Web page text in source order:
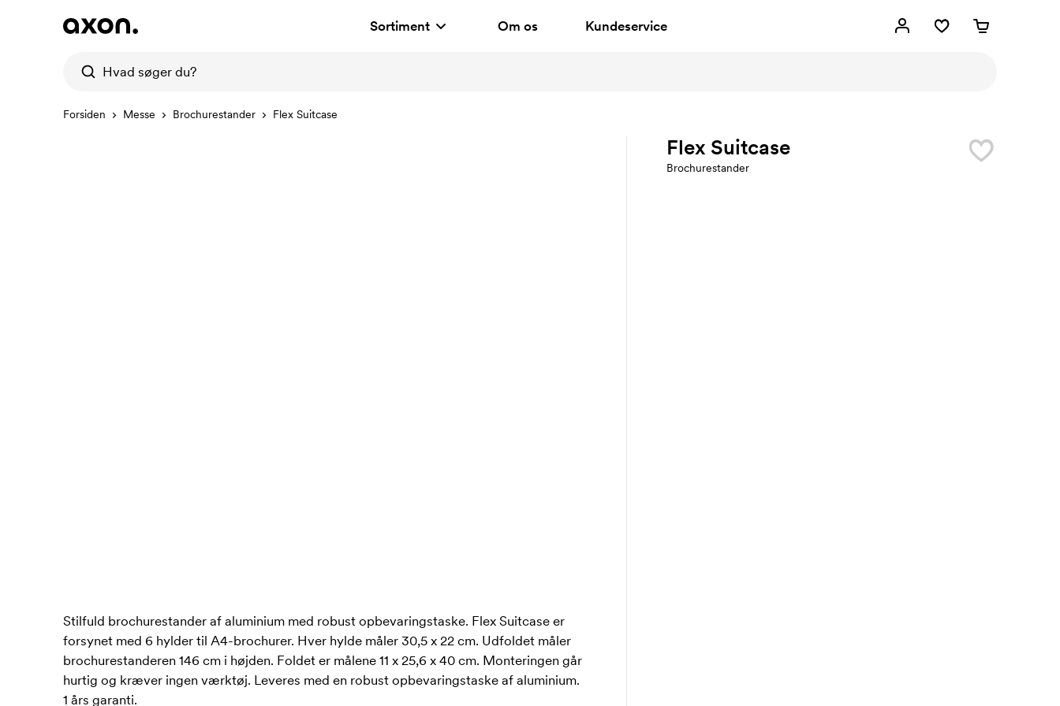
Sortiment Om os Kundeservice
Forsiden Messe Brochurestander Flex Suitcase
Flex Suitcase
Brochurestander
Stilfuld brochurestander af aluminium med robust opbevaringstaske. Flex Suitcase er
forsynet med 6 hylder til A4-brochurer. Hver hylde måler 30,5 x 22 cm. Udfoldet måler
brochurestanderen 146 cm i højden. Foldet er målene 11 x 25,6 x 40 cm. Monteringen går
hurtig og kræver ingen værktøj. Leveres med en robust opbevaringstaske af aluminium.
1 års garanti.